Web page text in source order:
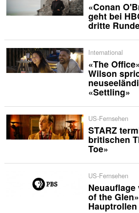
«Conan
geht bei
dritte
International
«The
Wilson
«Settling»
US-Fernsehen
STARZ
britischen
Toe»
US-Fernsehen
of the
Hauptrollen